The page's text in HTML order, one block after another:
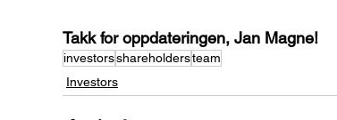
Takk for oppdateringen, Jan Magne!
investorsshareholdersteam
Investors